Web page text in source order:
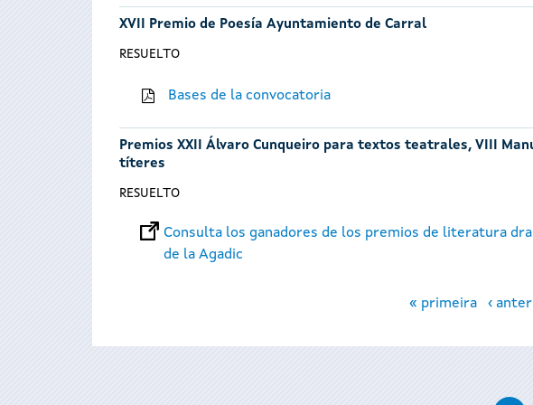
XVII Premio de Poesía Ayuntamiento de Carral
RESUELTO
Bases de la convocatoria
Premios XXII Álvaro Cunqueiro para textos teatrales, VIII
títeres
RESUELTO
Consulta los ganadores de los premios de literatura
de la Agadic
« primeira ‹